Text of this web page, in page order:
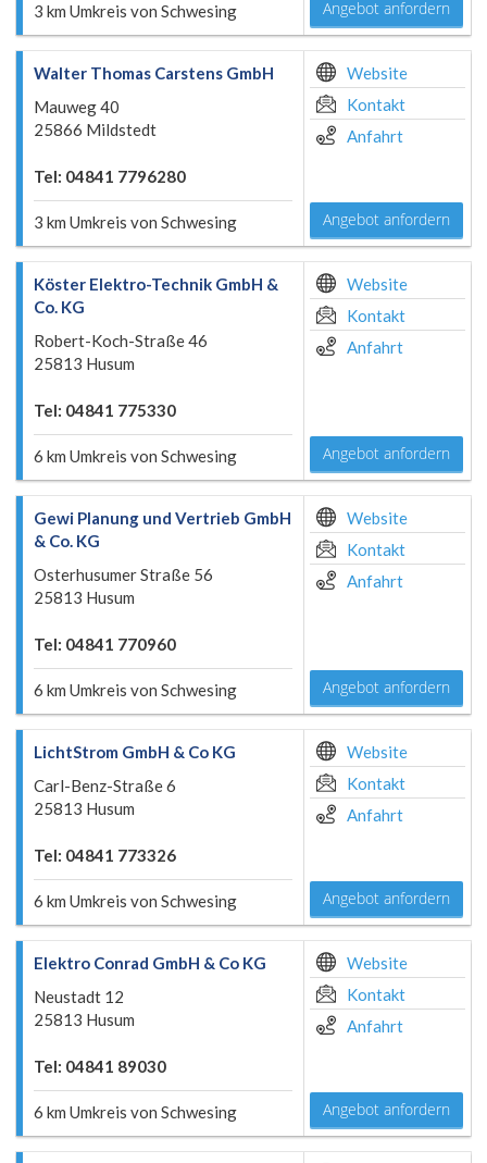
3 km Umkreis von Schwesing Angebot anfordern
Walter Thomas Carstens GmbH
Mauweg 40
25866 Mildstedt
Tel: 04841 7796280
3 km Umkreis von Schwesing
Website
Kontakt
Anfahrt
Angebot anfordern
Köster Elektro-Technik GmbH &
Co. KG
Robert-Koch-Straße 46
25813 Husum
Tel: 04841 775330
6 km Umkreis von Schwesing
Website
Kontakt
Anfahrt
Angebot anfordern
Gewi Planung und Vertrieb GmbH
& Co. KG
Osterhusumer Straße 56
25813 Husum
Tel: 04841 770960
6 km Umkreis von Schwesing
Website
Kontakt
Anfahrt
Angebot anfordern
LichtStrom GmbH & Co KG
Carl-Benz-Straße 6
25813 Husum
Tel: 04841 773326
6 km Umkreis von Schwesing
Website
Kontakt
Anfahrt
Angebot anfordern
Elektro Conrad GmbH & Co KG
Neustadt 12
25813 Husum
Tel: 04841 89030
6 km Umkreis von Schwesing
Website
Kontakt
Anfahrt
Angebot anfordern